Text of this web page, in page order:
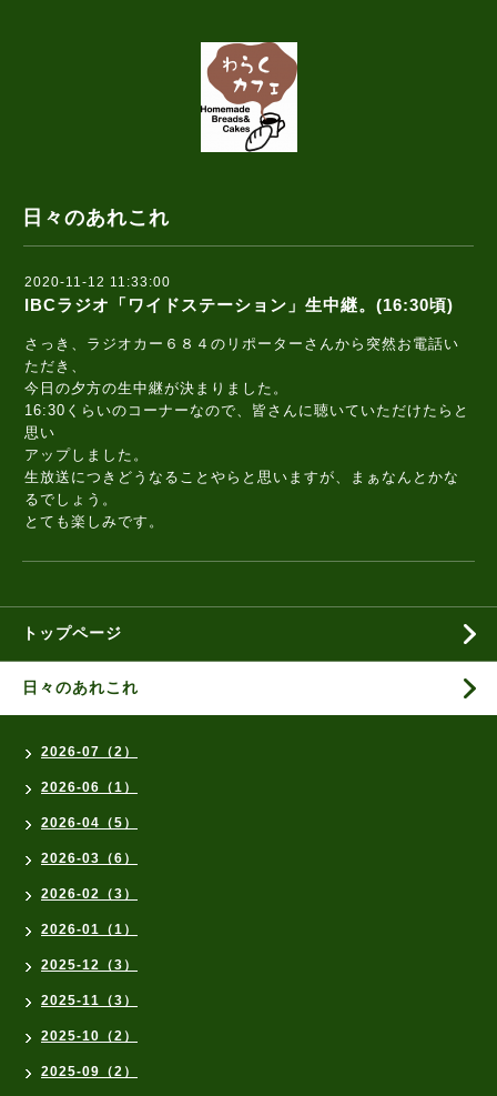
日々のあれこれ
2020-11-12 11:33:00
IBCラジオ「ワイドステーション」生中継。(16:30頃)
さっき、ラジオカー６８４のリポーターさんから突然お電話い
ただき、
今日の夕方の生中継が決まりました。
16:30くらいのコーナーなので、皆さんに聴いていただけたらと
思い
アップしました。
生放送につきどうなることやらと思いますが、まぁなんとかな
るでしょう。
とても楽しみです。
トップページ
日々のあれこれ
2026-07（2）
2026-06（1）
2026-04（5）
2026-03（6）
2026-02（3）
2026-01（1）
2025-12（3）
2025-11（3）
2025-10（2）
2025-09（2）